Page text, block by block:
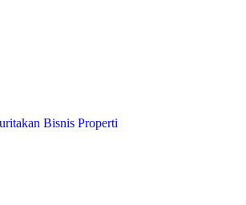
Bisnis Properti